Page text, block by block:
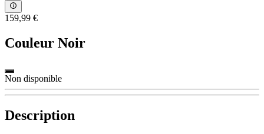
159,99 €
Couleur Noir
Non disponible
Description